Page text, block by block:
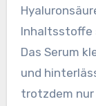
Inhaltsstoffe
Das Serum
und
trotzdem nur